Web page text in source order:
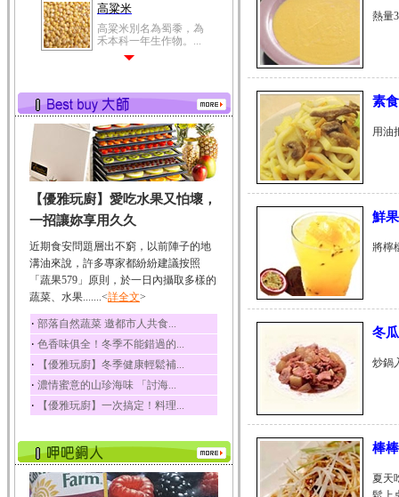
高粱米
高粱米別名為蜀黍，為
禾本科一年生作物。...
有蛋白質、脂肪、磷...
鮪魚
鮪魚肚肉中的不飽和脂
肪酸內富含EPA和DH...
韭菜
韭菜所含的膳食纖維能
幫助消化與通便；揮...
冬瓜
冬瓜營養價值高，鈉含
量極低是水腫病人的...
豆豉
豆豉裡頭含有營養的蛋
白質、脂肪、鈣、磷...
榛果
榛果裡所含的營養素有
蛋白質、脂肪、醣類...
迷迭香
酸、迷迭香酸、植物...
咖啡
咖啡中的咖啡因會刺激
【優雅玩廚】愛吃水果又怕壞，
一招讓妳享用久久
近期食安問題層出不窮，以前陣子的地
溝油來說，許多專家都紛紛建議按照
「蔬果579」原則，於一日內攝取多樣的
蔬菜、水果.......<詳全文>
‧ 部落自然蔬菜 邀都市人共食...
‧ 色香味俱全！冬季不能錯過的...
‧ 【優雅玩廚】冬季健康輕鬆補...
‧ 濃情蜜意的山珍海味 「討海...
‧ 【優雅玩廚】一次搞定！料理...
熱量
素
用油
鮮
將檸
冬
炒鍋
棒
夏天